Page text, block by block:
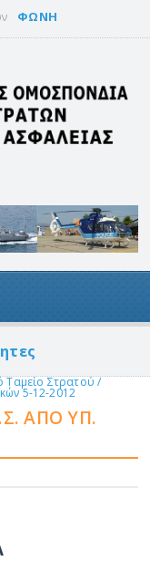
ΦΩΝΗ
Ταμείο Στρατού/
5-12-2012
ΑΠΟ ΥΠ.